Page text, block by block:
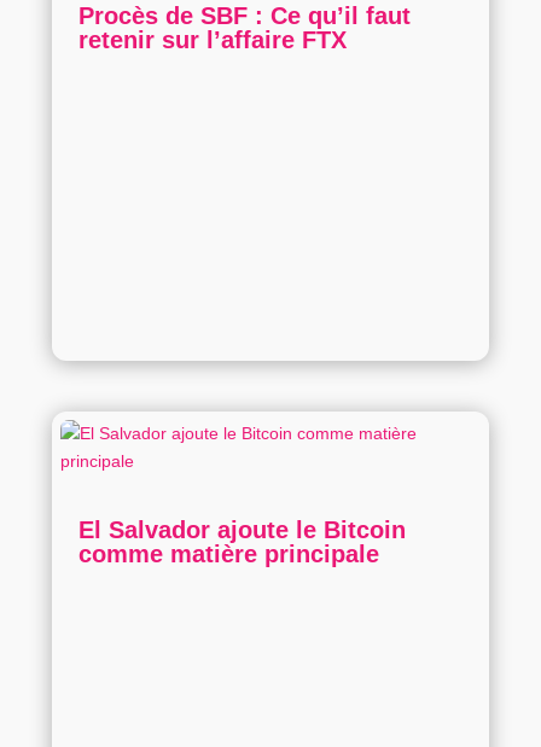
Procès de SBF : Ce qu’il faut
retenir sur l’affaire FTX
El Salvador ajoute le Bitcoin
comme matière principale